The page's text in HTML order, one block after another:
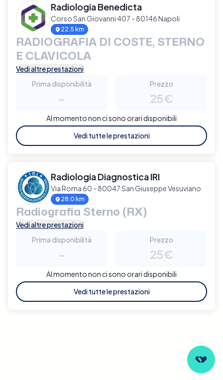
Radiologia Benedicta
Corso San Giovanni 407 - 80146 Napoli
22.5 km
RADIOGRAFIA DI COSTE, STERNO
E CLAVICOLA
Vedi altre prestazioni
Prima disponibilità
-
Prezzo
25€
Al momento non ci sono orari disponibili
Vedi tutte le prestazioni
Radiologia Diagnostica IRI
Via Roma 60 - 80047 San Giuseppe Vesuviano
28.0 km
Radiografia Sterno (RX)
Vedi altre prestazioni
Prima disponibilità
-
Prezzo
25€
Al momento non ci sono orari disponibili
Vedi tutte le prestazioni